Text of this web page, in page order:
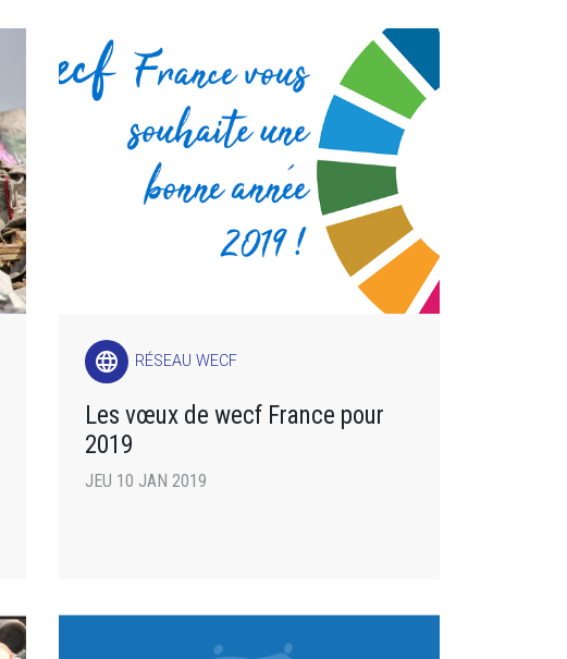
language RÉSEAU WECF
Les vœux de wecf France pour
2019
JEU 10 JAN 2019